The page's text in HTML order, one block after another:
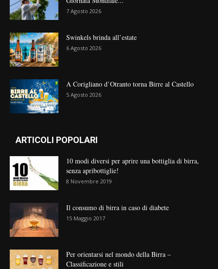
7 Agosto 2026
Swinkels brinda all’estate
6 Agosto 2026
A Corigliano d’Otranto torna Birre al Castello
5 Agosto 2026
ARTICOLI POPOLARI
10 modi diversi per aprire una bottiglia di birra,
senza apribottiglie!
8 Novembre 2019
Il consumo di birra in caso di diabete
15 Maggio 2017
Per orientarsi nel mondo della Birra –
Classificazione e stili